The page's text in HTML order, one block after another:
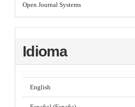
Open Journal Systems
Idioma
English